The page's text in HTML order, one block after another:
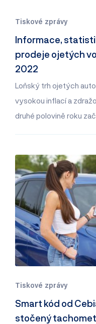
Tiskové zprávy
Informace,
prodeje ojetých
2022
Loňský trh ojetých
vysokou inflací a
druhé polovině roku
Tiskové zprávy
Smart kód od
stočený